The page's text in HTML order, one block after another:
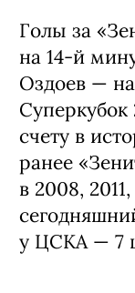
Голы за
на 14-й
Оздоев —
счету в
ранее
в 2008,
у ЦСКА — 7